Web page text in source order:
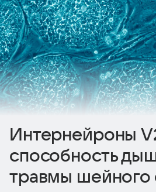
Интернейроны
способность
травмы шейного